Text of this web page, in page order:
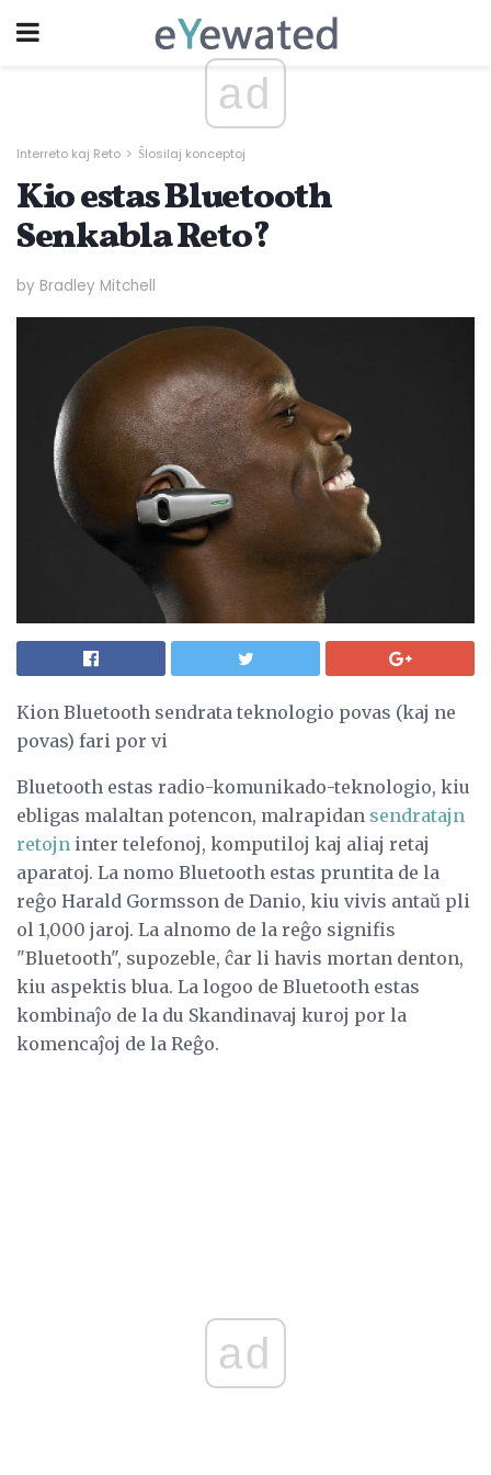
ad
Interreto kaj Reto Ŝlosilaj konceptoj
Kio estas Bluetooth
Senkabla Reto?
by Bradley Mitchell
Kion Bluetooth sendrata teknologio povas (kaj ne
povas) fari por vi
Bluetooth estas radio-komunikado-teknologio, kiu
ebligas malaltan potencon, malrapidan sendratajn
retojn inter telefonoj, komputiloj kaj aliaj retaj
aparatoj. La nomo Bluetooth estas pruntita de la
reĝo Harald Gormsson de Danio, kiu vivis antaŭ pli
ol 1,000 jaroj. La alnomo de la reĝo signifis
"Bluetooth", supozeble, ĉar li havis mortan denton,
kiu aspektis blua. La logoo de Bluetooth estas
kombinaĵo de la du Skandinavaj kuroj por la
komencaĵoj de la Reĝo.
ad